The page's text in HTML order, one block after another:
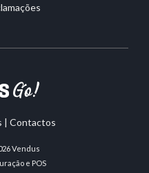
| Contactos
Vendus
e POS